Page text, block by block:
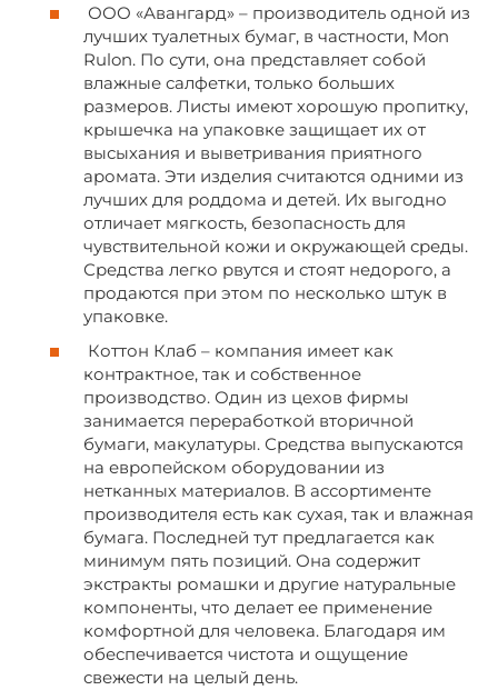
ООО «Авангард» – производитель одной из
лучших туалетных бумаг, в частности, Mon
Rulon. По сути, она представляет собой
влажные салфетки, только больших
размеров. Листы имеют хорошую пропитку,
крышечка на упаковке защищает их от
высыхания и выветривания приятного
аромата. Эти изделия считаются одними из
лучших для роддома и детей. Их выгодно
отличает мягкость, безопасность для
чувствительной кожи и окружающей среды.
Средства легко рвутся и стоят недорого, а
продаются при этом по несколько штук в
упаковке.
Коттон Клаб – компания имеет как
контрактное, так и собственное
производство. Один из цехов фирмы
занимается переработкой вторичной
бумаги, макулатуры. Средства выпускаются
на европейском оборудовании из
нетканных материалов. В ассортименте
производителя есть как сухая, так и влажная
бумага. Последней тут предлагается как
минимум пять позиций. Она содержит
экстракты ромашки и другие натуральные
компоненты, что делает ее применение
комфортной для человека. Благодаря им
обеспечивается чистота и ощущение
свежести на целый день.